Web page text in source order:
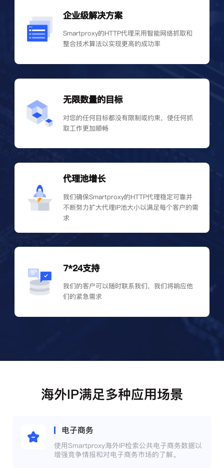
企业级解决方案
Smartproxy的HTTP代理采用智能网络抓取和
整合技术算法以实现更高的成功率
无限数量的目标
对您的任何目标都没有限制或约束，使任何抓
取工作更加顺畅
代理池增长
我们确保Smartproxy的HTTP代理稳定可靠并
不断努力扩大代理IP池大小以满足每个客户的需
求
7*24支持
我们的客户可以随时联系我们，我们将响应他
们的紧急需求
海外IP满足多种应用场景
电子商务
使用Smartproxy海外IP检索公共电子商务数据以
增强竞争情报和对电子商务市场的了解。